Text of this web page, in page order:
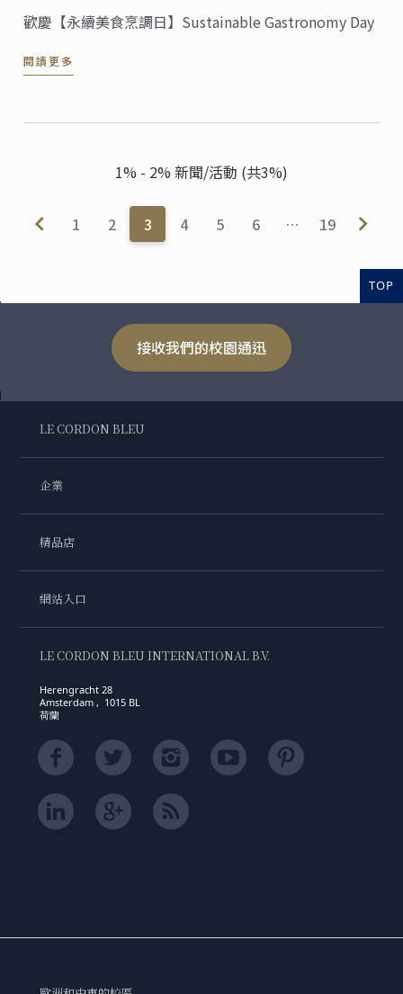
歡慶【永續美食烹調日】Sustainable Gastronomy Day
閱讀更多
1% - 2% 新聞/活動 (共3%)
1 2 3 4 5 6 … 19
TOP
接收我們的校園通迅
LE CORDON BLEU
企業
精品店
網站入口
LE CORDON BLEU INTERNATIONAL B.V.
Herengracht 28
Amsterdam , 1015 BL
荷蘭